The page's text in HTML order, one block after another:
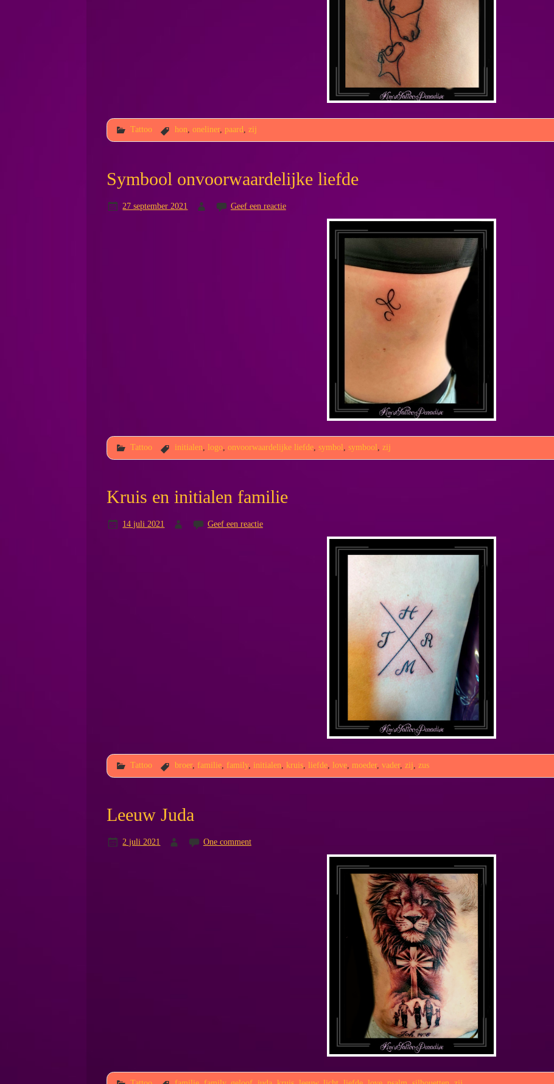
Tattoo hon ,oneliner, paard ,zij
Symbool onvoorwaardelijke liefde
27 september 2021 Geef een reactie
Tattoo initialen logo ,onvoorwaardelijke liefde ,symbol ,symbool ,zij
Kruis en initialen familie
14 juli 2021 Geef een reactie
Tattoo broer, familie family, initialen kruis liefde love moeder,vader,zij ,zus
Leeuw Juda
2 juli 2021 One comment